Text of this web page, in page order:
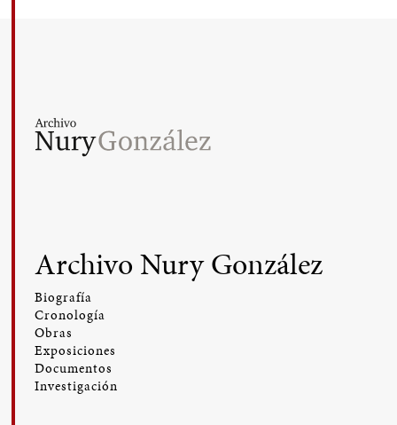
Archivo Nury González
Biografía
Cronología
Obras
Exposiciones
Documentos
Investigación